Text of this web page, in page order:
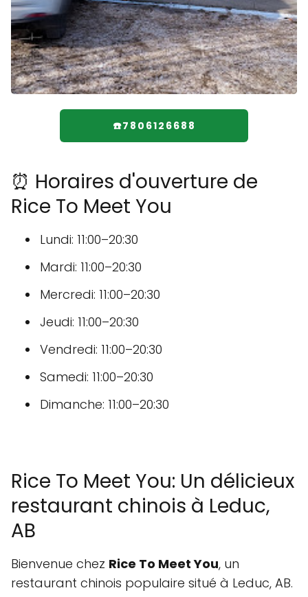
☎️7806126688
⏰ Horaires d'ouverture de
Rice To Meet You
Lundi: 11:00–20:30
Mardi: 11:00–20:30
Mercredi: 11:00–20:30
Jeudi: 11:00–20:30
Vendredi: 11:00–20:30
Samedi: 11:00–20:30
Dimanche: 11:00–20:30
Rice To Meet You: Un délicieux
restaurant chinois à Leduc,
AB
Bienvenue chez Rice To Meet You, un
restaurant chinois populaire situé à Leduc, AB.